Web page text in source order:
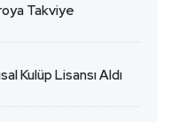
Takviye
Kulüp Lisansı Aldı